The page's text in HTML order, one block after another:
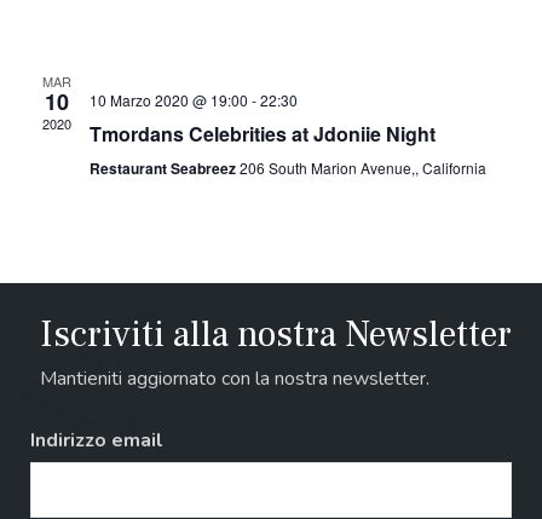
MAR
10
2020
10 Marzo 2020 @ 19:00 -22:30
Tmordans Celebrities at Jdoniie Night
Restaurant Seabreez206 South Marion Avenue,, California
Iscriviti alla nostra Newsletter
Mantieniti aggiornato con la nostra newsletter.
Indirizzo email